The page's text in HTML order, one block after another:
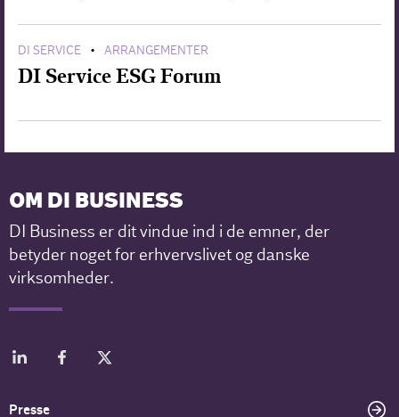
DI SERVICE • ARRANGEMENTER
DI Service ESG Forum
OM DI BUSINESS
DI Business er dit vindue ind i de emner, der
betyder noget for erhvervslivet og danske
virksomheder.
Presse